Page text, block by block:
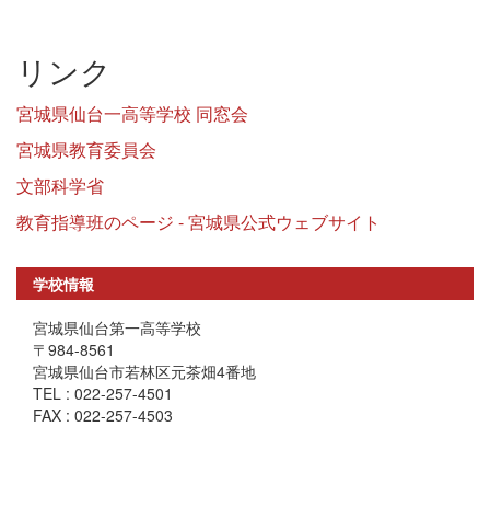
リンク
宮城県仙台一高等学校 同窓会
宮城県教育委員会
文部科学省
教育指導班のページ - 宮城県公式ウェブサイト
学校情報
宮城県仙台第一高等学校
〒984-8561
宮城県仙台市若林区元茶畑4番地
TEL : 022-257-4501
FAX : 022-257-4503